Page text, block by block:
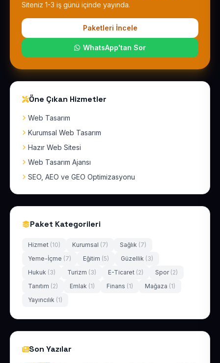
Siteniz 1-3 iş günü içinde yayında.
Paketleri İncele
WhatsApp'tan Sor
Öne Çıkan Hizmetler
Web Tasarım
Kurumsal Web Tasarım
Hazır Web Sitesi
Web Tasarım Ajansı
SEO, AEO ve GEO Optimizasyonu
Paket Kategorileri
Hizmet (10) Kurumsal (7) Sağlık (7)
Yeme-İçme (7) Eğitim (5) Güzellik (3)
Hukuk (3) Turizm (3) E-Ticaret (2) Spor (2)
Tanıtım (2) Emlak (1) Finans (1) Mağaza (1)
Yayıncılık (1)
Son Yazılar